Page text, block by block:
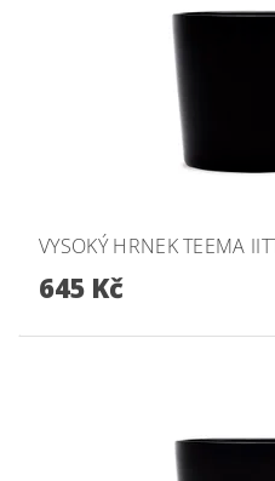
VYSOKÝ HRNEK TEEMA
645 Kč